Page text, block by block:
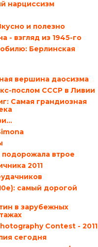
нарциссизм
и полезно
- взгляд из 1945-го
Берлинская
вершина даосизма
послом СССР в Ливии
Самая грандиозная
втрое
2011
самый дорогой
в зарубежных
Contest - 2011
сегодня